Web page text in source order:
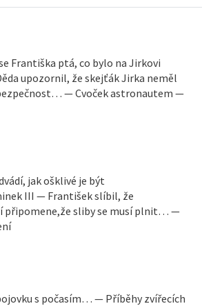
Františka ptá, co bylo na Jirkovi
upozornil, že skejťák Jirka neměl
— Cvoček astronautem —
jak ošklivé je být
III — František slíbil, že
připomene,že sliby se musí plnit… —
s počasím… — Příběhy zvířecích